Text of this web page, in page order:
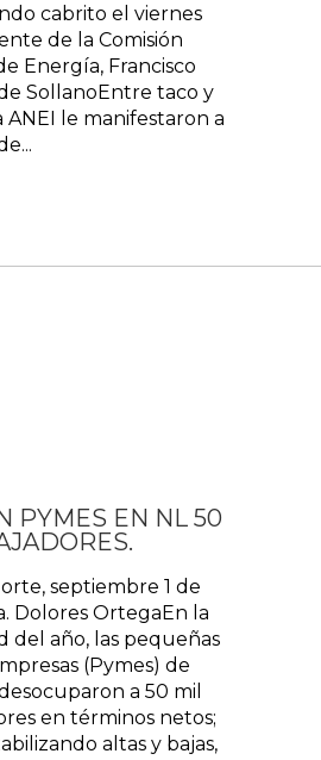
cabrito el viernes
de la Comisión
Energía, Francisco
SollanoEntre taco y
ANEI le manifestaron a
PYMES EN NL 50
septiembre 1 de
Dolores OrtegaEn la
del año, las pequeñas
(Pymes) de
a 50 mil
en términos netos;
altas y bajas,